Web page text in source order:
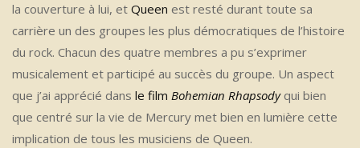
la couverture à lui, et Queen est resté durant toute sa
carrière un des groupes les plus démocratiques de l’histoire
du rock. Chacun des quatre membres a pu s’exprimer
musicalement et participé au succès du groupe. Un aspect
que j’ai apprécié dans le film Bohemian Rhapsodyqui bien
que centré sur la vie de Mercury met bien en lumière cette
implication de tous les musiciens de Queen.